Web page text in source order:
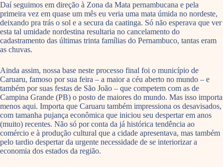
Daí seguimos em direção à Zona da Mata pernambucana e pela
primeira vez em quase um mês eu veria uma mata úmida no nordeste,
deixando pra trás o sol e a secura da caatinga. Só não esperava que ver
esta tal umidade nordestina resultaria no cancelamento do
cadastramento das últimas trinta famílias do Pernambuco, tantas eram
as chuvas.
Ainda assim, nossa base neste processo final foi o município de
Caruaru, famoso por sua feira – a maior a céu aberto no mundo – e
também por suas festas de São João – que competem com as de
Campina Grande (PB) o posto de maiores do mundo. Mas isso importa
menos aqui. Importa que Caruaru também impressiona os desavisados,
com tamanha pujança econômica que iniciou seu despertar em anos
(muito) recentes. Não só por conta da já histórica tendência ao
comércio e à produção cultural que a cidade apresentava, mas também
pelo tardio despertar da urgente necessidade de se interiorizar a
economia dos estados da região.